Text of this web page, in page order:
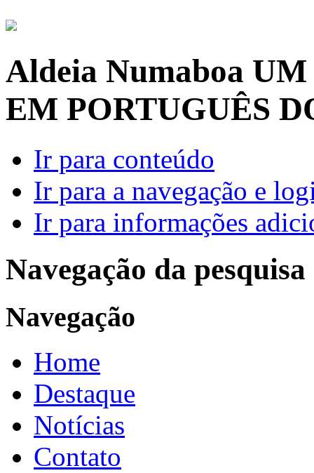
Aldeia Numaboa UM
EM PORTUGUÊS
Ir para conteúdo
Ir para a navegação e
Ir para informações
Navegação da pesquisa
Navegação
Home
Destaque
Notícias
Contato